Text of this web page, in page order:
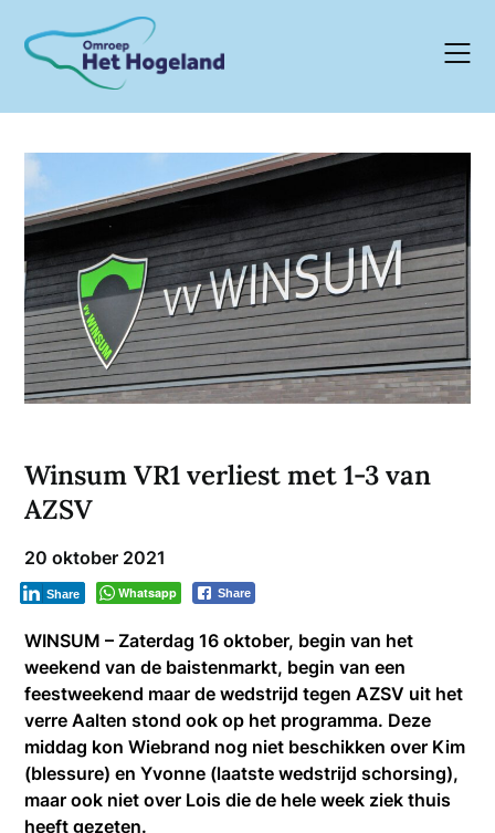
content
Winsum VR1 verliest met 1-3 van
AZSV
20 oktober 2021
Whatsapp Share
Share
WINSUM – Zaterdag 16 oktober, begin van het
weekend van de baistenmarkt, begin van een
feestweekend maar de wedstrijd tegen AZSV uit het
verre Aalten stond ook op het programma. Deze
middag kon Wiebrand nog niet beschikken over Kim
(blessure) en Yvonne (laatste wedstrijd schorsing),
maar ook niet over Lois die de hele week ziek thuis
heeft gezeten.